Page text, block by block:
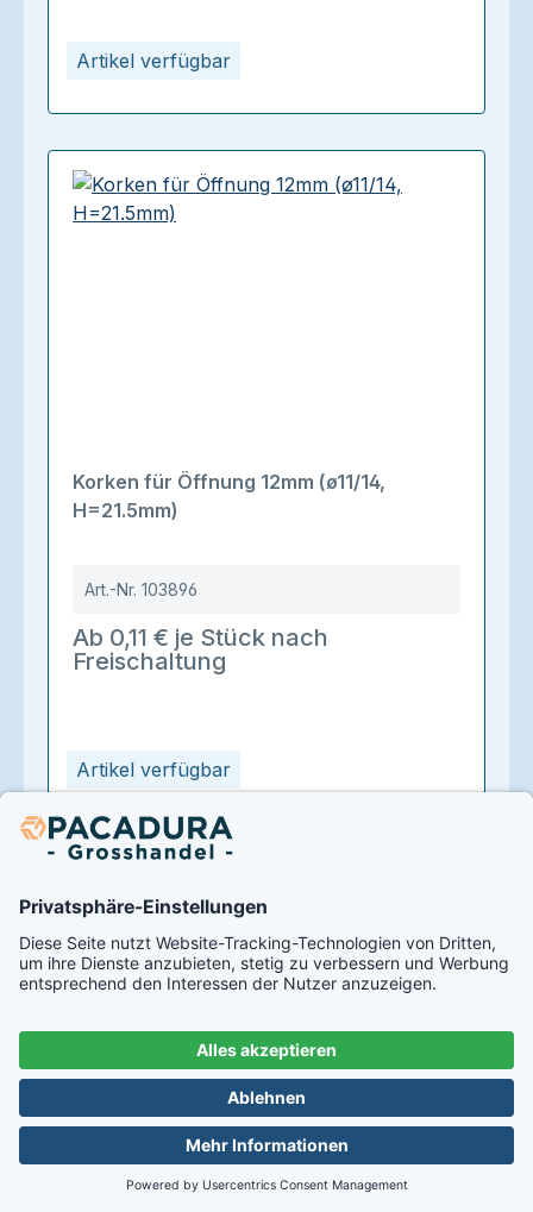
Artikel verfügbar
Artikel verfügbar
Korken für Öffnung 12mm (ø11/14,
H=21.5mm)
Art.-Nr. 103896
Ab 0,11 € je Stück nach
Freischaltung
Korken für Öffnung 16mm (ø15/18,